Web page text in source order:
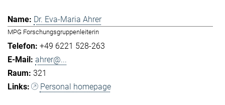
Dr. Eva-Maria Ahrer
MPG Forschungsgruppenleiterin
+49 6221 528-263
ahrer@...
321
Personal homepage